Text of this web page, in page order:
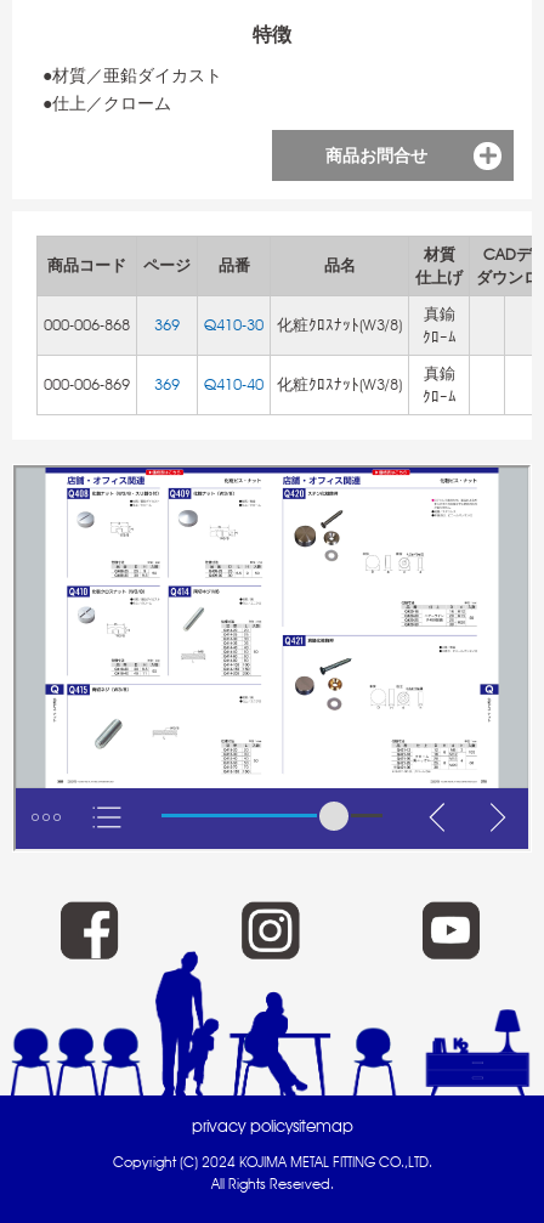
特徴
●材質／亜鉛ダイカスト
●仕上／クローム
商品お問合せ
商品コード ページ 品番 品名
材質
仕上げ
CADデ
ダウンロ
000-006-868 369 Q410-30 化粧ｸﾛｽﾅｯﾄ(W3/8)
真鍮
ｸﾛｰﾑ
000-006-869 369 Q410-40 化粧ｸﾛｽﾅｯﾄ(W3/8)
真鍮
ｸﾛｰﾑ
Copyright (C) 2024 KOJIMA METAL FITTING CO.,LTD.
All Rights Reserved.
privacy policysitemap